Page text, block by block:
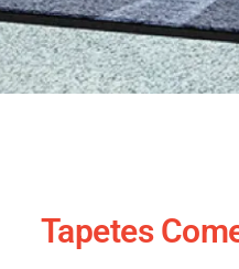
Tapetes